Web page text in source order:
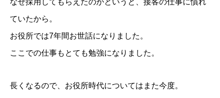
なぜ採用してもらえたのかというと、接客の仕事に慣れ
ていたから。
お役所では7年間お世話になりました。
ここでの仕事もとても勉強になりました。
長くなるので、お役所時代についてはまた今度。